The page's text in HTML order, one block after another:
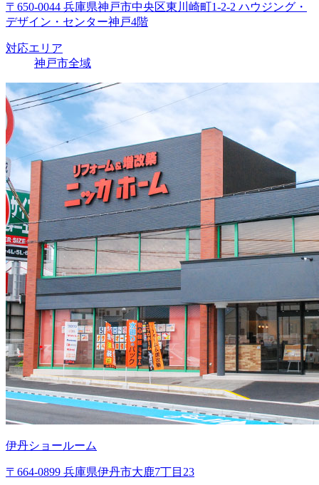
〒650-0044 兵庫県神戸市中央区東川崎町1-2-2 ハウジング・
デザイン・センター神戸4階
対応エリア
神戸市全域
伊丹ショールーム
〒664-0899 兵庫県伊丹市大鹿7丁目23